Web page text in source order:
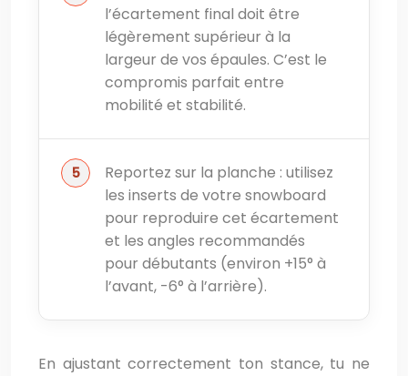
l’écartement final doit être
légèrement supérieur à la
largeur de vos épaules. C’est le
compromis parfait entre
mobilité et stabilité.
Reportez sur la planche : utilisez
les inserts de votre snowboard
pour reproduire cet écartement
et les angles recommandés
pour débutants (environ +15° à
l’avant, -6° à l’arrière).
En ajustant correctement ton stance, tu ne